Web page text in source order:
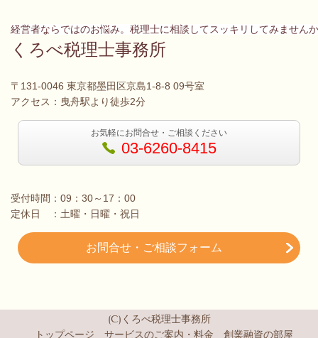
経営者ならではのお悩み。税理士に相談してスッキリしてみません
くろべ税理士事務所
〒131-0046 東京都墨田区京島1-8-8 09号室
アクセス：曳舟駅より徒歩2分
お気軽にお問合せ・ご相談ください
03-6260-8415
受付時間：09：30～17：00
定休日 ：土曜・日曜・祝日
お問合せ・ご相談フォーム
(C)くろべ税理士事務所
トップページ
サービスのご案内・料金 創業融資の部屋